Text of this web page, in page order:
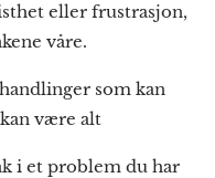
eller frustrasjon,
våre.
som kan
være alt
i et problem du har